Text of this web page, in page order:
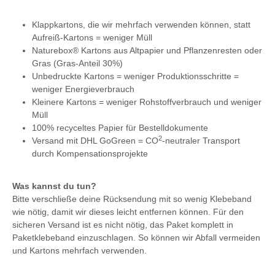
Klappkartons, die wir mehrfach verwenden können, statt
Aufreiß-Kartons = weniger Müll
Naturebox® Kartons aus Altpapier und Pflanzenresten oder
Gras (Gras-Anteil 30%)
Unbedruckte Kartons = weniger Produktionsschritte =
weniger Energieverbrauch
Kleinere Kartons = weniger Rohstoffverbrauch und weniger
Müll
100% recyceltes Papier für Bestelldokumente
Versand mit DHL GoGreen = CO2-neutraler Transport
durch Kompensationsprojekte
Was kannst du tun?
Bitte verschließe deine Rücksendung mit so wenig Klebeband
wie nötig, damit wir dieses leicht entfernen können. Für den
sicheren Versand ist es nicht nötig, das Paket komplett in
Paketklebeband einzuschlagen. So können wir Abfall vermeiden
und Kartons mehrfach verwenden.